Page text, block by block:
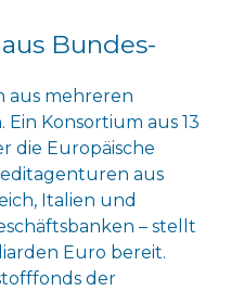
Bundes-
aus mehreren
Konsortium aus 13
die Europäische
aus
Italien und
– stellt
Euro bereit.
der